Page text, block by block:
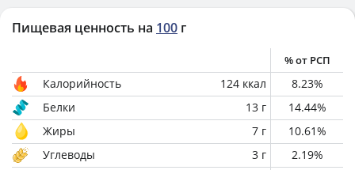
Пищевая ценность на 100 г
% от РСП
Калорийность 124 ккал 8.23%
Белки
13 г 14.44%
Жиры
7 г 10.61%
Углеводы
3 г 2.19%